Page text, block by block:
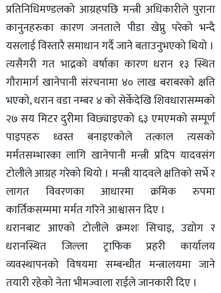
प्रतिनिधिमण्डलको आग्रहपछि मन्त्री अधिकारीले पुराना
कानुनहरुका कारण जनताले पीडा खेप्नु परेको भन्दै
यसलाई विस्तारै समाधान गर्दै जाने बताउनुभएको थियो ।
त्यसैगरी गत भाद्रको वर्षाका कारण धरान १३ स्थित
गौरामार्ग खानेपानी संरचनामा ४० लाख बराबरको क्षति
भएको, धरान वडा नम्बर ४ को सेर्केदेखि शिवधारासम्मको
२७ सय मिटर दुरीमा विछ्याइएको ६३ एमएमको सम्पूर्ण
पाइपहरु ध्वस्त बनाइएकोले तत्काल त्यसको
मर्मतसम्भारका लागि खानेपानी मन्त्री प्रदिप यादवसंग
टोलीले आग्रह गरेको थियो । मन्त्री यादवले क्षतिको सर्भे र
लागत विवरणका आधारमा क्रमिक रुपमा
कार्तिकसम्ममा मर्मत गरिने आश्वासन दिए ।
धरानबाट आएको टोलीले क्रमशः सिचाइ, उद्योग र
धरानस्थित जिल्ला ट्राफिक प्रहरी कार्यालय
व्यवस्थापनको विषयमा सम्बन्धीत मन्त्रालयमा जाने
तयारी रहेको नेता भीमज्वाला राईले जानकारी दिए ।